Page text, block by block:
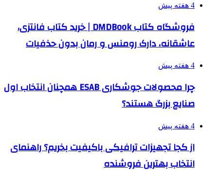
4 هفته پیش
فروشگاه کتاب DMDBook | خرید کتاب فانتزی،
عاشقانه، دارک رومنس و رمان بدون حذفیات
4 هفته پیش
چرا محصولات جوشکاری ESAB همچنان انتخاب اول
صنایع بزرگ هستند؟
4 هفته پیش
از کجا تجهیزات ترافیکی باکیفیت بخریم؟ راهنمای
انتخاب بهترین فروشنده